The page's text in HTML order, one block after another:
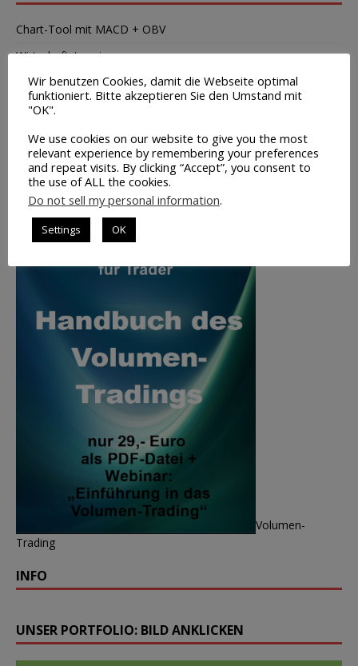
Chart-Tool mit MACD + OBV
Wirtschaftstermine
Tipps zur Broker-Wahl
Leerverkäufe – Institutionelle
Insider-Handel Transaktionen
Saisonale Charts
TOP-BUCHTIPP
Volumen-
Trading
INFO
UNSER PORTFOLIO: BILD ANKLICKEN
Wir benutzen Cookies, damit die Webseite optimal
funktioniert. Bitte akzeptieren Sie den Umstand mit
"OK".
We use cookies on our website to give you the most
relevant experience by remembering your preferences
and repeat visits. By clicking “Accept”, you consent to
the use of ALL the cookies.
Do not sell my personal information.
Settings OK